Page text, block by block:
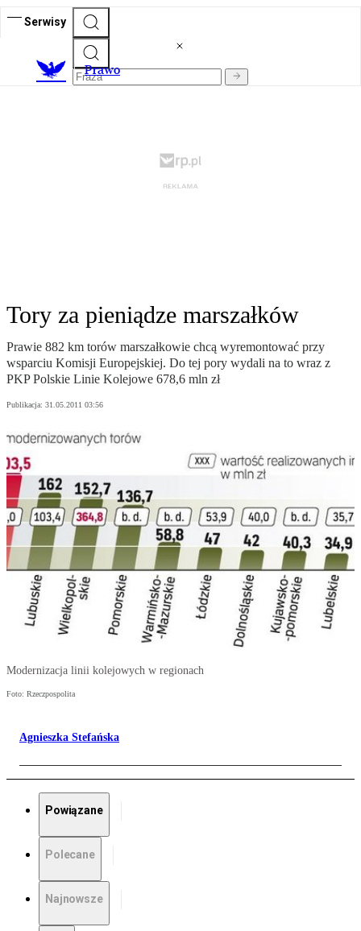
Serwisy
Prawo
Tory za pieniądze marszałków
Prawie 882 km torów marszałkowie chcą wyremontować przy
wsparciu Komisji Europejskiej. Do tej pory wydali na to wraz z
PKP Polskie Linie Kolejowe 678,6 mln zł
Publikacja: 31.05.2011 03:56
Modernizacja linii kolejowych w regionach
Foto: Rzeczpospolita
Agnieszka Stefańska
Powiązane
Polecane
Najnowsze